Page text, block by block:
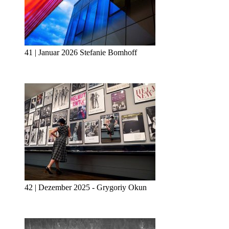
41 | Januar 2026 Stefanie Bomhoff
42 | Dezember 2025 - Grygoriy Okun